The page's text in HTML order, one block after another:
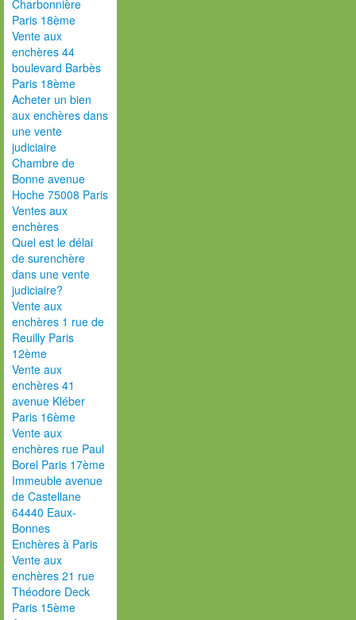
Charbonnière
Paris 18ème
Vente aux
enchères 44
boulevard Barbès
Paris 18ème
Acheter un bien
aux enchères dans
une vente
judiciaire
Chambre de
Bonne avenue
Hoche 75008 Paris
Ventes aux
enchères
Quel est le délai
de surenchère
dans une vente
judiciaire?
Vente aux
enchères 1 rue de
Reuilly Paris
12ème
Vente aux
enchères 41
avenue Kléber
Paris 16ème
Vente aux
enchères rue Paul
Borel Paris 17ème
Immeuble avenue
de Castellane
64440 Eaux-
Bonnes
Enchères à Paris
Vente aux
enchères 21 rue
Théodore Deck
Paris 15ème